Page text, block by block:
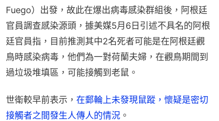
Fuego）出發，故此在爆出病毒感染群組後，阿根廷
官員調查感染源頭，據美媒5月6日引述不具名的阿根
廷官員指，目前推測其中2名死者可能是在阿根廷觀
鳥時感染病毒，他們為一對荷蘭夫婦，在觀鳥期間到
過垃圾堆填區，可能接觸到老鼠。
世衛較早前表示， 在郵輪上未發現鼠蹤，懷疑是密切
接觸者之間發生人傳人的情況 。